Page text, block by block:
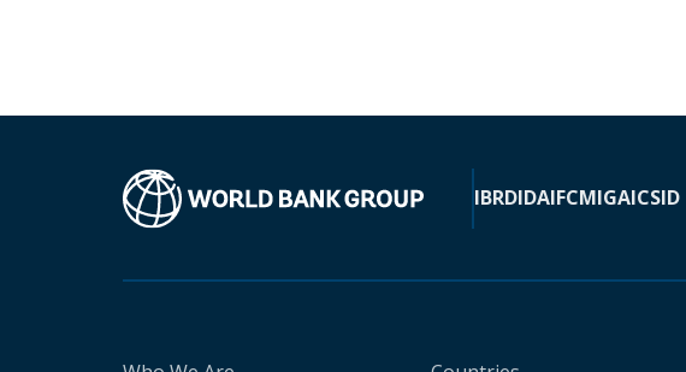
IBRDIDAIFCMIGAICSID